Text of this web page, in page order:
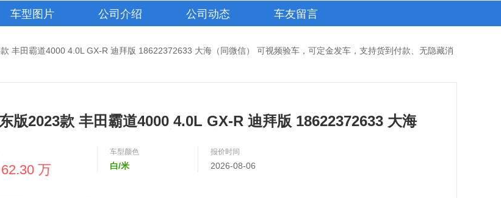
车型图片 公司介绍 公司动态 车友留言
丰田霸道4000 4.0L GX-R 迪拜版 18622372633 大海（同微信） 可视频验车，可定金发车，支持货到付款、无隐藏消
版2023款 丰田霸道4000 4.0L GX-R 迪拜版 18622372633 大海
62.30 万
车型颜色
白/米
报价时间
2026-08-06